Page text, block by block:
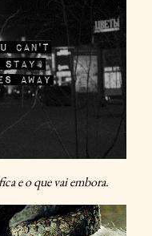
e o que vai embora.